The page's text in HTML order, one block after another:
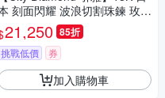
刻面閃耀 波浪切割珠鍊 玫瑰
金 手鍊 (東京Yuki表參道系列)
21,250 85折
挑戰低價 券
加入購物車